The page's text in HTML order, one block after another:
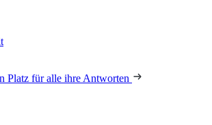
Platz für alle ihre Antworten